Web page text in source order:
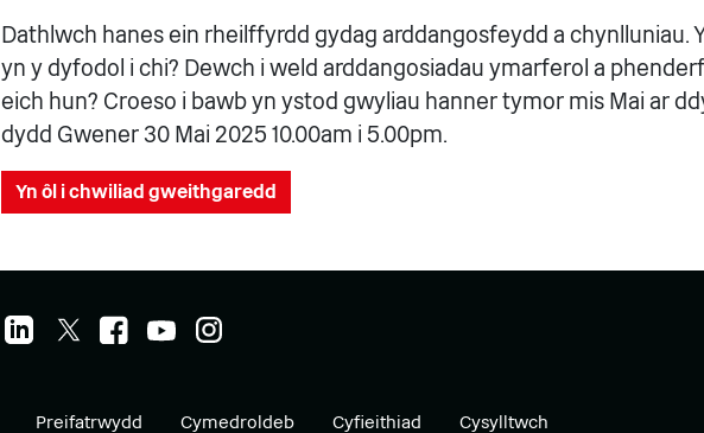
Dathlwch hanes ein rheilffyrdd gydag arddangosfeydd a chynlluniau.
yn y dyfodol i chi? Dewch i weld arddangosiadau ymarferol a
eich hun? Croeso i bawb yn ystod gwyliau hanner tymor mis Mai ar
dydd Gwener 30 Mai 2025 10.00am i 5.00pm.
Yn ôl i chwiliad gweithgaredd
Preifatrwydd Cymedroldeb Cyfieithiad Cysylltwch